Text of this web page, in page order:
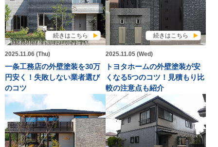
続きはこちら
2025.11.06 (Thu)
一条工務店の外壁塗装を30万
円安く！失敗しない業者選び
のコツ
続きはこちら
2025.11.05 (Wed)
トヨタホームの外壁塗装が安
くなる5つのコツ！見積もり比
較の注意点も紹介